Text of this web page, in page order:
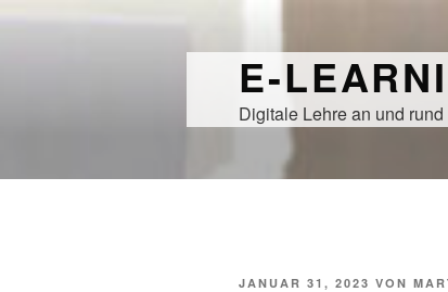
E-
Digitale Lehre an und
VERÖFFENTLICHT
JANUAR 31, 2023 VON